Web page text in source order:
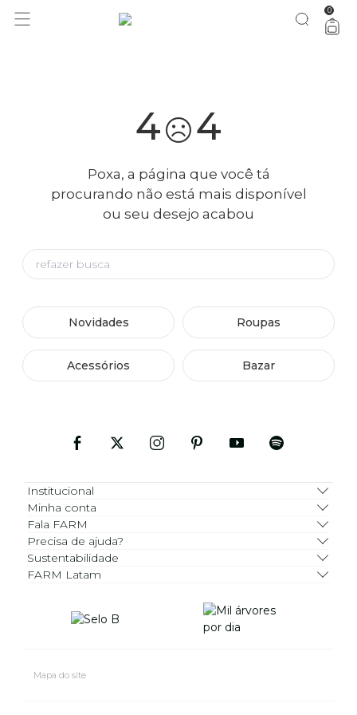
você merece 30% OFF pra comemorar com a gente aproveita! 0
4 4
Poxa, a página que você tá
procurando não está mais disponível
ou seu desejo acabou
Novidades Roupas
Acessórios Bazar
Institucional
Minha conta
Fala FARM
Precisa de ajuda?
Sustentabilidade
FARM Latam
Mapa do site